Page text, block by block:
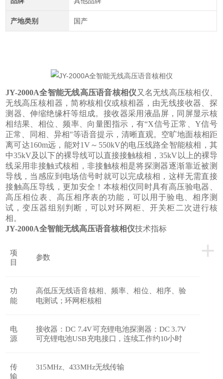
产地类别 国产
JY-2000A全智能无线高压语音核相仪 又名无线高压核相仪、
无线高压核相器，简称核相仪或核相器，由无线接收器、探
测器、伸缩绝缘杆等组成。接收器采用 液晶屏，同屏显示核
相结果、相位、频率、向量图指示，有“X信号正常、Y信号
正常、同相、异相"等语音提示，清晰直观。空旷地面核相距
离可达160m远，能对1V～550kV的电压线路全智能核相，其
中35kV及以下的裸导线可以直接接触核相，35kV以上的裸导
线采用非接触式核相，非接触核相是将探测器逐渐靠近被测
导线，当感应到电场信号时就可以完成核相，这样无需直接
接触高压导线，更加安全！本核相仪同时具有高压验电器、
高压相位表、高压相序表的功能，可以用于验电、相序测
试，变压器组别判断，可以对环网柜、开关柜二次进行核
相。
JY-2000A全智能无线高压语音核相仪技术指标
+
项
目
参数
功
能
高低压无线语音核相、频率、相位、相序、验
电测试；环网柜核相
电
源
接收器：DC 7.4V可充锂电池探测器：DC 3.7V
可充锂电池USB充电接口，连续工作约10小时
传
输
315MHz、433MHz无线传输